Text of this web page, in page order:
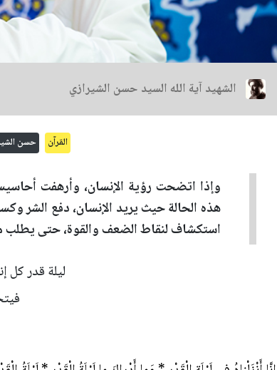
الشهيد آية الله السيد حسن الشيرازي
القرآن حسن
وإذا اتضحت رؤية الإنسان، وأرهفت
هذه الحالة حيث يريد الإنسان، دفع الشر
استكشاف لنقاط الضعف والقوة، حتى يطلب
ليلة قدر كل